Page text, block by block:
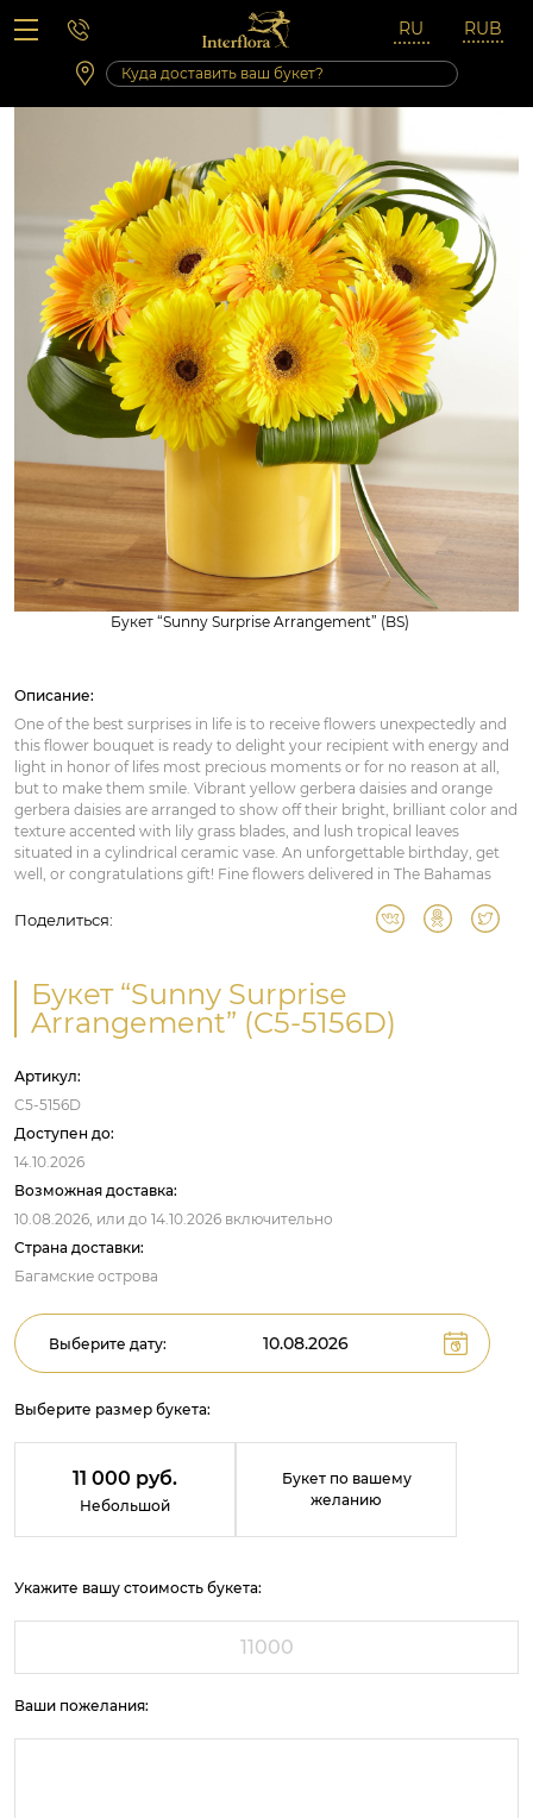
Вопросы-ответы
Сб 10:00 ‐ 14:00
Выходные и праздничные дни
Букет “Sunny Surprise Arrangement” (BS)
Описание:
One of the best surprises in life is to receive flowers unexpectedly and
this flower bouquet is ready to delight your recipient with energy and
light in honor of lifes most precious moments or for no reason at all,
but to make them smile. Vibrant yellow gerbera daisies and orange
gerbera daisies are arranged to show off their bright, brilliant color and
texture accented with lily grass blades, and lush tropical leaves
situated in a cylindrical ceramic vase. An unforgettable birthday, get
well, or congratulations gift! Fine flowers delivered in The Bahamas
Поделиться:
Букет “Sunny Surprise
Arrangement” (C5-5156D)
Артикул:
C5-5156D
Доступен до:
14.10.2026
Возможная доставка:
10.08.2026, или до 14.10.2026 включительно
Страна доставки:
Багамские острова
Выберите дату:
Выберите размер букета:
11 000 руб.
Небольшой
Букет по вашему
желанию
Укажите вашу стоимость букета:
Ваши пожелания: